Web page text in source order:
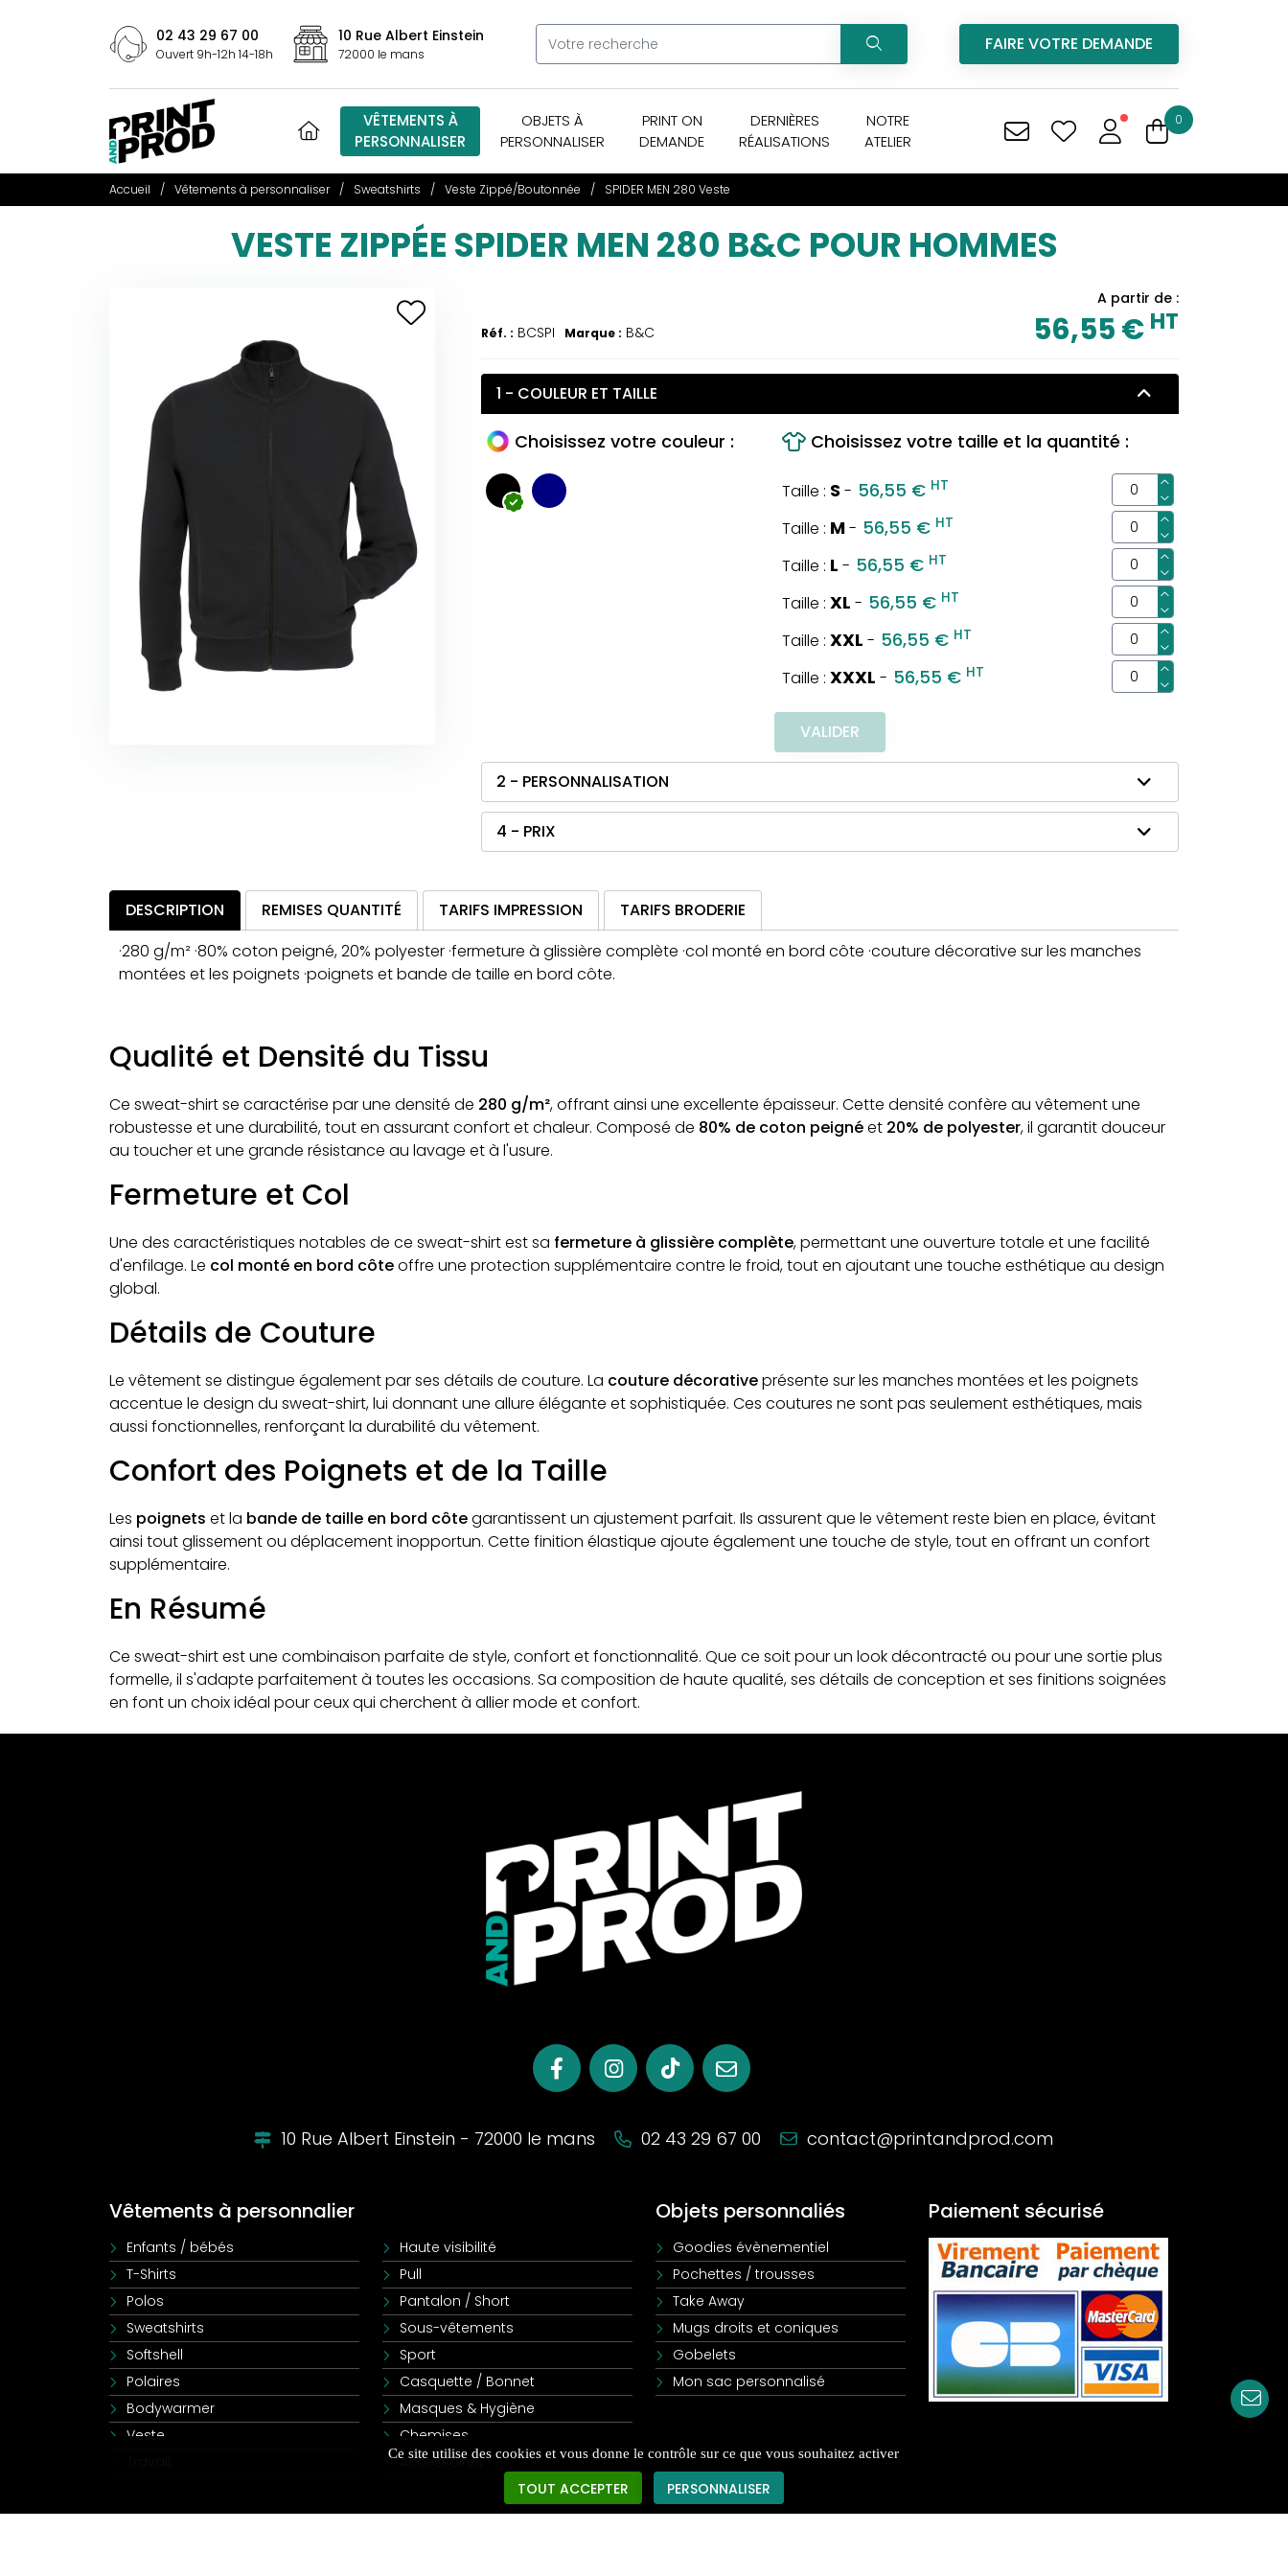
02 43 29 67 00
Ouvert 9h-12h 14-18h
10 Rue Albert Einstein
72000 le mans FAIRE VOTRE DEMANDE
0
VÊTEMENTS À
PERSONNALISER
OBJETS À
PERSONNALISER
PRINT ON
DEMANDE
DERNIÈRES
RÉALISATIONS
NOTRE
ATELIER
Accueil Vêtements à personnaliser Sweatshirts Veste Zippé/Boutonnée SPIDER MEN 280 Veste
VESTE ZIPPÉE SPIDER MEN 280 B&C POUR HOMMES
Réf. : BCSPI Marque : B&C
A partir de :
56,55 € HT
1 - COULEUR ET TAILLE
Choisissez votre couleur : Choisissez votre taille et la quantité :
Taille : S - 56,55 € HT
Taille : M- 56,55 € HT
Taille : L - 56,55 € HT
Taille :XL - 56,55 € HT
Taille :XXL - 56,55 € HT
Taille :XXXL - 56,55 € HT
VALIDER
2 - PERSONNALISATION
4 - PRIX
DESCRIPTION REMISES QUANTITÉ TARIFS IMPRESSION
TARIFS BRODERIE
·280 g/m² ·80% coton peigné, 20% polyester ·fermeture à glissière complète ·col monté en bord côte ·couture décorative sur les manches
montées et les poignets ·poignets et bande de taille en bord côte.
Qualité et Densité du Tissu
Ce sweat-shirt se caractérise par une densité de 280 g/m², offrant ainsi une excellente épaisseur. Cette densité confère au vêtement une
robustesse et une durabilité, tout en assurant confort et chaleur. Composé de 80% de coton peignéet 20% de polyester, il garantit douceur
au toucher et une grande résistance au lavage et à l'usure.
Fermeture et Col
Une des caractéristiques notables de ce sweat-shirt est sa fermeture à glissière complète, permettant une ouverture totale et une facilité
d'enfilage. Le col monté en bord côteoffre une protection supplémentaire contre le froid, tout en ajoutant une touche esthétique au design
global.
Détails de Couture
Le vêtement se distingue également par ses détails de couture. La couture décorativeprésente sur les manches montées et les poignets
accentue le design du sweat-shirt, lui donnant une allure élégante et sophistiquée. Ces coutures ne sont pas seulement esthétiques, mais
aussi fonctionnelles, renforçant la durabilité du vêtement.
Confort des Poignets et de la Taille
Les poignets et la bande de taille en bord côtegarantissent un ajustement parfait. Ils assurent que le vêtement reste bien en place, évitant
ainsi tout glissement ou déplacement inopportun. Cette finition élastique ajoute également une touche de style, tout en offrant un confort
supplémentaire.
En Résumé
Ce sweat-shirt est une combinaison parfaite de style, confort et fonctionnalité. Que ce soit pour un look décontracté ou pour une sortie plus
formelle, il s'adapte parfaitement à toutes les occasions. Sa composition de haute qualité, ses détails de conception et ses finitions soignées
en font un choix idéal pour ceux qui cherchent à allier mode et confort.
10 Rue Albert Einstein - 72000 le mans 02 43 29 67 00 contact@printandprod.com
Vêtements à personnalier
Enfants / bébés
T-Shirts
Polos
Sweatshirts
Softshell
Polaires
Bodywarmer
Veste
Haute visibilité
Pull
Pantalon / Short
Sous-vêtements
Sport
Casquette / Bonnet
Masques & Hygiène
Chemises
Accessoires
Objets personnaliés
Goodies évènementiel
Pochettes / trousses
Take Away
Mugs droits et coniques
Gobelets
Mon sac personnalisé
Paiement sécurisé
Ce site utilise des cookies et vous donne le contrôle sur ce que vous souhaitez activer
TOUT ACCEPTER PERSONNALISER